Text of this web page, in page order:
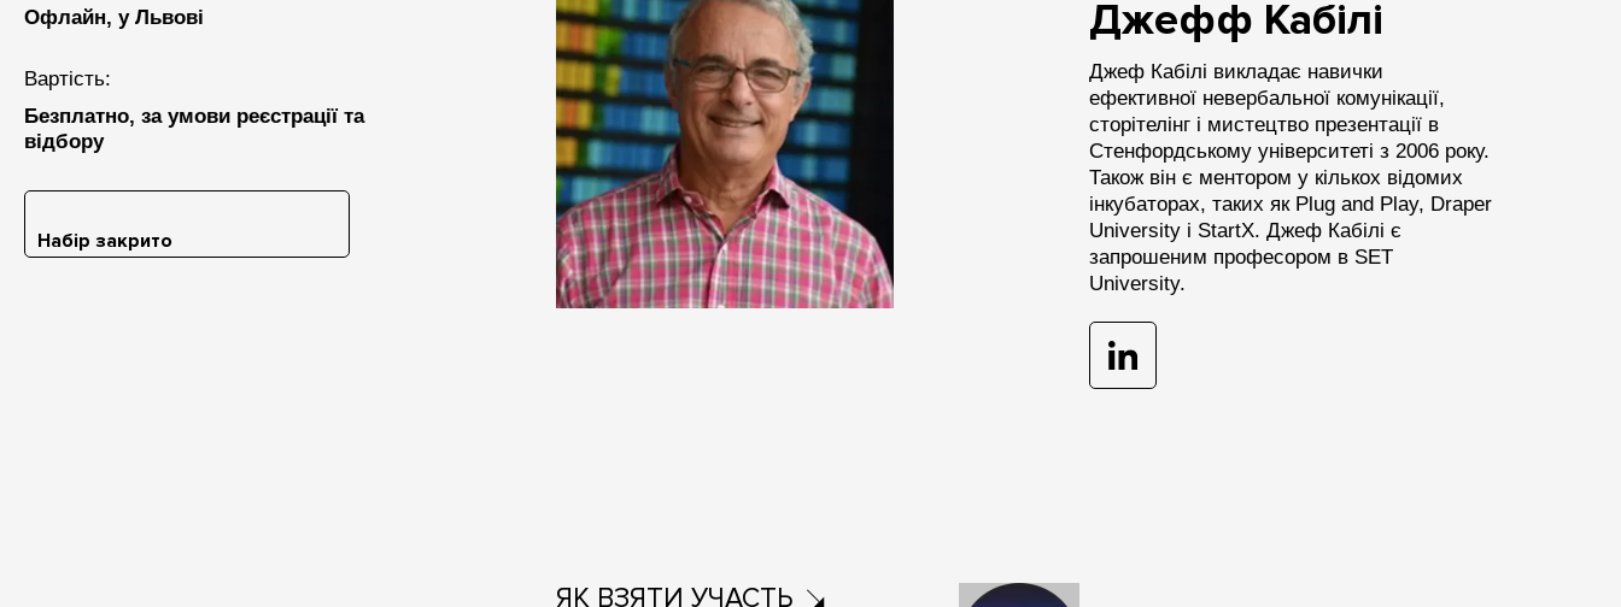
Офлайн, у Львові
Вартість:
Безплатно, за умови реєстрації та
відбору
Набір закрито
Джефф Кабілі
Джеф Кабілі викладає навички
ефективної невербальної комунікації,
сторітелінг і мистецтво презентації в
Стенфордському університеті з 2006 року.
Також він є ментором у кількох відомих
інкубаторах, таких як Plug and Play, Draper
University і StartX. Джеф Кабілі є
запрошеним професором в SET
University.
ЯК ВЗЯТИ УЧАСТЬ